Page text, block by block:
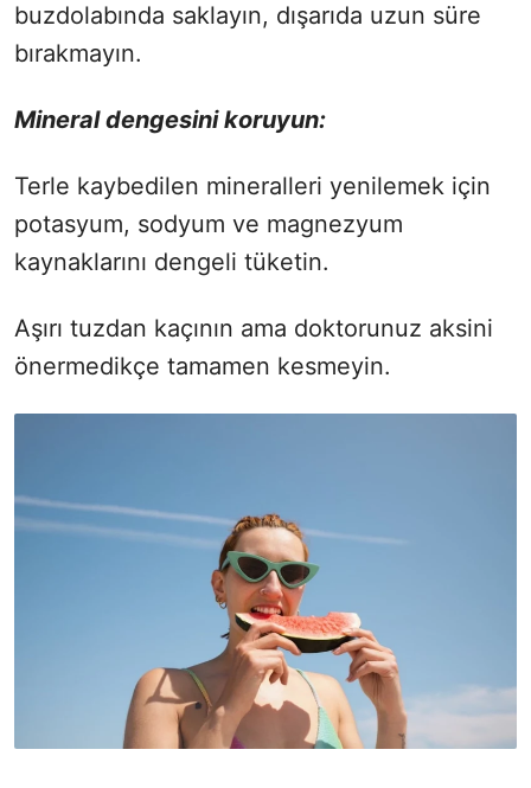
buzdolabında saklayın, dışarıda uzun süre
bırakmayın.
Mineral dengesini koruyun:
Terle kaybedilen mineralleri yenilemek için
potasyum, sodyum ve magnezyum
kaynaklarını dengeli tüketin.
Aşırı tuzdan kaçının ama doktorunuz aksini
önermedikçe tamamen kesmeyin.